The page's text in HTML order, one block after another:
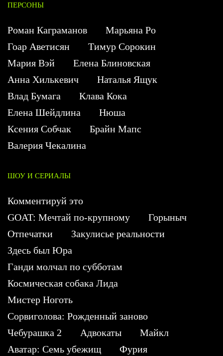
ПЕРСОНЫ
Роман Каграманов
Марьяна Ро
Гоар Аветисян
Тимур Сорокин
Мария Вэй
Елена Блиновская
Анна Хилькевич
Наталья Ящук
Влад Бумага
Клава Кока
Елена Шейдлина
Нюша
Ксения Собчак
Брайн Мапс
Валерия Чекалина
ШОУ И СЕРИАЛЫ
Комментируй это
GOAT: Мечтай по-крупному
Горыныч
Отпечатки
Закулисье реальности
Здесь был Юра
Ганди молчал по субботам
Космическая собака Лида
Мистер Ноготь
Сорвиголова: Рожденный заново
Чебурашка 2
Адвокаты
Майкл
Аватар: Семь убежищ
Фурия